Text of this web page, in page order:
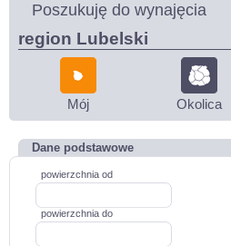
Poszukuję do wynajęcia
region Lubelski
Mój Okolica
Dane podstawowe
powierzchnia od
powierzchnia do